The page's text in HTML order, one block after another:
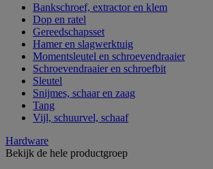
Bankschroef, extractor en klem
Dop en ratel
Gereedschapsset
Hamer en slagwerktuig
Momentsleutel en schroevendraaier
Schroevendraaier en schroefbit
Sleutel
Snijmes, schaar en zaag
Tang
Vijl, schuurvel, schaaf
Hardware
Bekijk de hele productgroep